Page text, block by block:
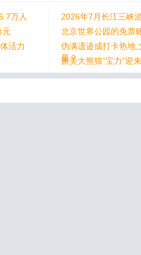
万人
2026年7月长江三峡
元
北京世界公园的免票
活力
伪满遗迹成打卡热地
量？
旅美大熊猫“宝力”迎